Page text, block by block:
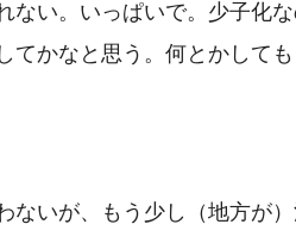
ない。いっぱいで。少子化
てかなと思う。何とかして
ないが、もう少し（地方が